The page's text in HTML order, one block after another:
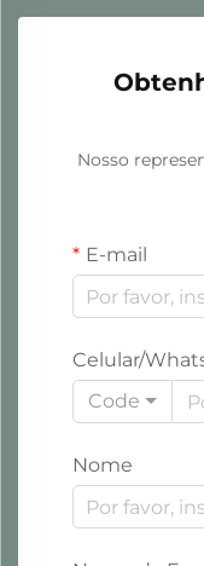
Nosso
E-mail
Celular/
Code
Nome